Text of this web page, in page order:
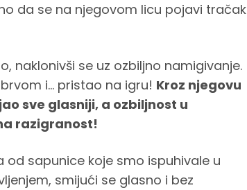
da se na njegovom licu pojavi tračak
naklonivši se uz ozbiljno namigivanje.
i… pristao na igru! Kroz njegovu
sve glasniji, a ozbiljnost u
razigranost!
sapunice koje smo ispuhivale u
smijući se glasno i bez